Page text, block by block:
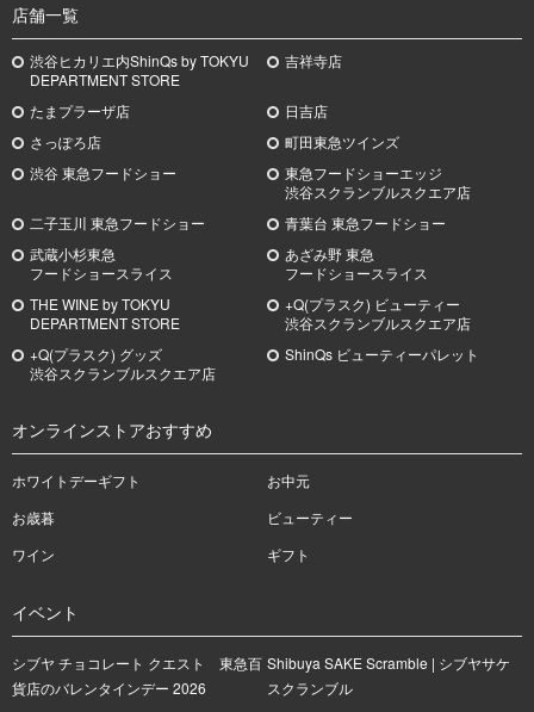
店舗一覧
渋谷ヒカリエ内ShinQs by TOKYU
DEPARTMENT STORE
吉祥寺店
たまプラーザ店
日吉店
さっぽろ店
町田東急ツインズ
渋谷 東急フードショー
東急フードショーエッジ
渋谷スクランブルスクエア店
二子玉川 東急フードショー
青葉台 東急フードショー
武蔵小杉東急
フードショースライス
あざみ野東急
フードショースライス
THE WINE by TOKYU
DEPARTMENT STORE
+Q(プラスク) ビューティー
渋谷スクランブルスクエア店
+Q(プラスク) グッズ
渋谷スクランブルスクエア店
ShinQs ビューティーパレット
オンラインストアおすすめ
ホワイトデーギフト
お中元
お歳暮
ビューティー
ワイン
ギフト
イベント
シブヤ チョコレート クエスト 東急百
貨店のバレンタインデー 2026
Shibuya SAKE Scramble | シブヤサケ
スクランブル